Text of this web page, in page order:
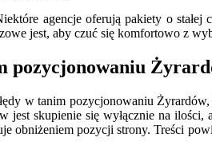
agencje oferują pakiety o
jest, aby czuć się komfortowo z
pozycjonowaniu
w tanim pozycjonowaniu
jest skupienie się wyłącznie na
obniżeniem pozycji strony. Treści